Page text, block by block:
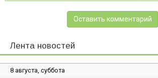
Оставить комментарий
Лента новостей
8 августа, суббота